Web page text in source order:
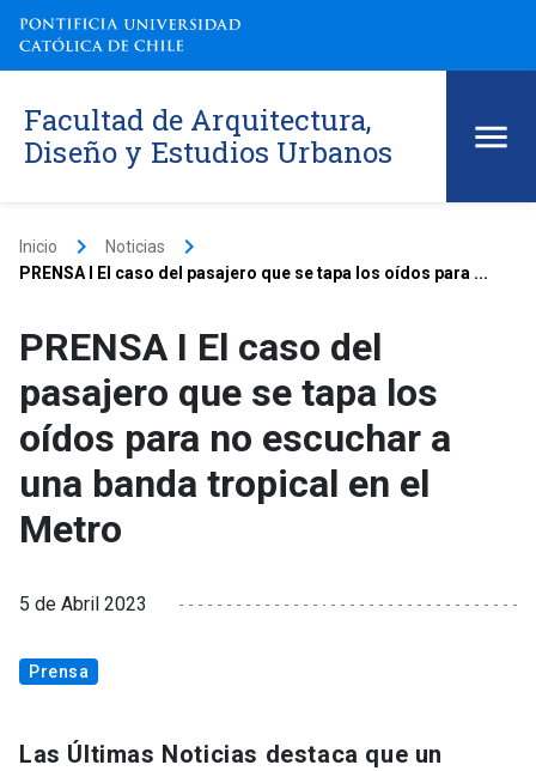
Facultad de Arquitectura,
Diseño y Estudios Urbanos
Inicio keyboard_arrow_right Noticias keyboard_arrow_right
PRENSA I El caso del pasajero que se tapa los oídos para ...
PRENSA I El caso del
pasajero que se tapa los
oídos para no escuchar a
una banda tropical en el
Metro
5 de Abril 2023
Prensa
Las Últimas Noticias destaca que un